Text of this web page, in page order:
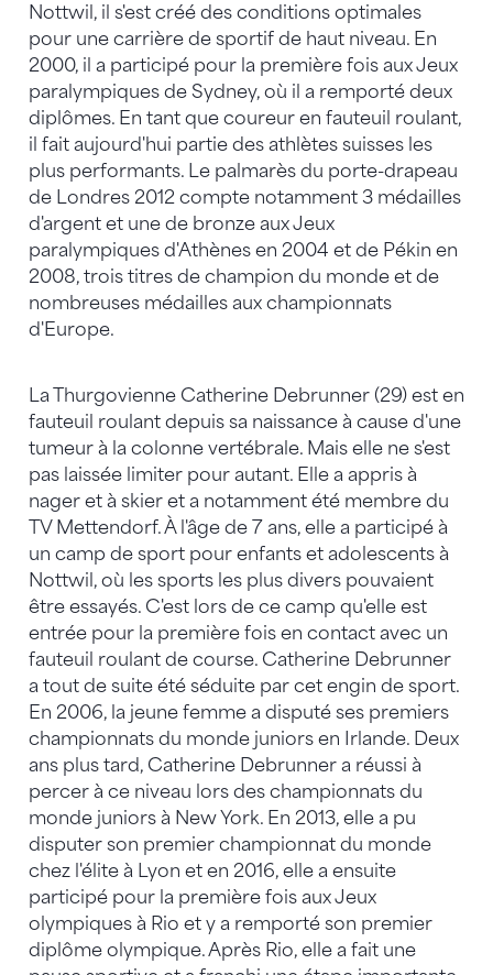
Nottwil, il s'est créé des conditions optimales
pour une carrière de sportif de haut niveau. En
2000, il a participé pour la première fois aux Jeux
paralympiques de Sydney, où il a remporté deux
diplômes. En tant que coureur en fauteuil roulant,
il fait aujourd'hui partie des athlètes suisses les
plus performants. Le palmarès du porte-drapeau
de Londres 2012 compte notamment 3 médailles
d'argent et une de bronze aux Jeux
paralympiques d'Athènes en 2004 et de Pékin en
2008, trois titres de champion du monde et de
nombreuses médailles aux championnats
d'Europe.
La Thurgovienne Catherine Debrunner (29) est en
fauteuil roulant depuis sa naissance à cause d'une
tumeur à la colonne vertébrale. Mais elle ne s'est
pas laissée limiter pour autant. Elle a appris à
nager et à skier et a notamment été membre du
TV Mettendorf. À l'âge de 7 ans, elle a participé à
un camp de sport pour enfants et adolescents à
Nottwil, où les sports les plus divers pouvaient
être essayés. C'est lors de ce camp qu'elle est
entrée pour la première fois en contact avec un
fauteuil roulant de course. Catherine Debrunner
a tout de suite été séduite par cet engin de sport.
En 2006, la jeune femme a disputé ses premiers
championnats du monde juniors en Irlande. Deux
ans plus tard, Catherine Debrunner a réussi à
percer à ce niveau lors des championnats du
monde juniors à New York. En 2013, elle a pu
disputer son premier championnat du monde
chez l'élite à Lyon et en 2016, elle a ensuite
participé pour la première fois aux Jeux
olympiques à Rio et y a remporté son premier
diplôme olympique. Après Rio, elle a fait une